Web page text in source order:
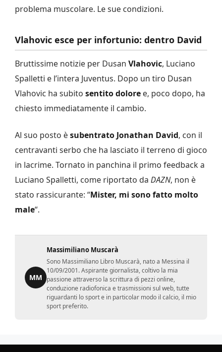
problema muscolare. Le sue condizioni.
Vlahovic esce per infortunio: dentro David
Bruttissime notizie per Dusan Vlahovic, Luciano
Spalletti e l’intera Juventus. Dopo un tiro Dusan
Vlahovic ha subito sentito dolore e, poco dopo, ha
chiesto immediatamente il cambio.
Al suo posto èsubentrato Jonathan David, con il
centravanti serbo che ha lasciato il terreno di gioco
in lacrime. Tornato in panchina il primo feedback a
Luciano Spalletti, come riportato da DAZN, non è
stato rassicurante: “Mister, mi sono fatto molto
male“.
MM
Massimiliano Muscarà
Sono Massimiliano Libro Muscarà, nato a Messina il
10/09/2001. Aspirante giornalista, coltivo la mia
passione attraverso la scrittura di pezzi online,
conduzione radiofonica e trasmissioni sul web, tutte
riguardanti lo sport e in particolar modo il calcio, il mio
sport preferito.